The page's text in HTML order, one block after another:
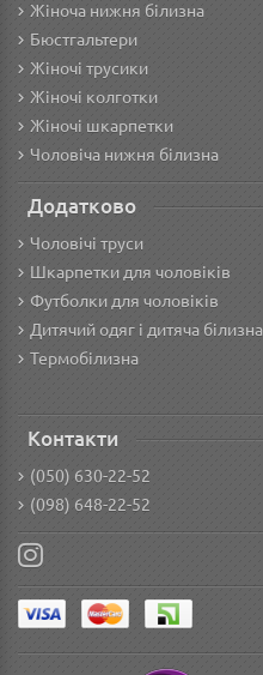
Жіноча нижня білизна
Бюстгальтери
Жіночі трусики
Жіночі колготки
Жіночі шкарпетки
Чоловіча нижня білизна
Додатково
Чоловічі труси
Шкарпетки для чоловіків
Футболки для чоловіків
Дитячий одяг і дитяча білизна
Термобілизна
Контакти
(050) 630-22-52
(098) 648-22-52